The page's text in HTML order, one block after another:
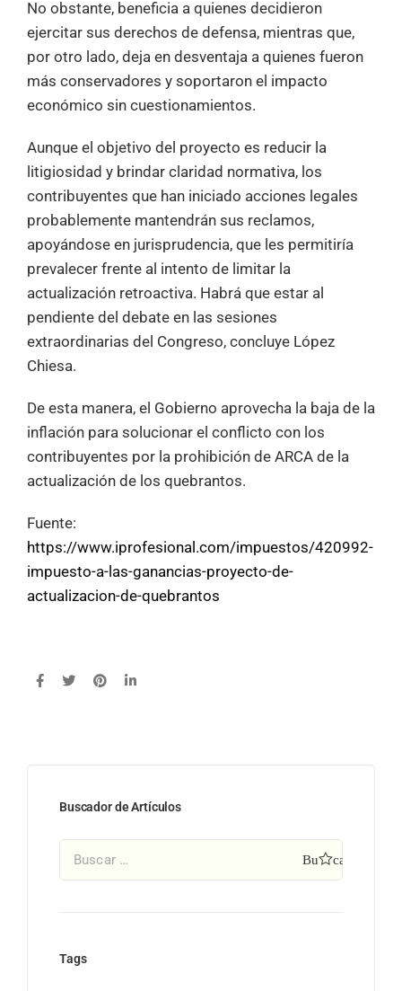
No obstante, beneficia a quienes decidieron
ejercitar sus derechos de defensa, mientras que,
por otro lado, deja en desventaja a quienes fueron
más conservadores y soportaron el impacto
económico sin cuestionamientos.
Aunque el objetivo del proyecto es reducir la
litigiosidad y brindar claridad normativa, los
contribuyentes que han iniciado acciones legales
probablemente mantendrán sus reclamos,
apoyándose en jurisprudencia, que les permitiría
prevalecer frente al intento de limitar la
actualización retroactiva. Habrá que estar al
pendiente del debate en las sesiones
extraordinarias del Congreso, concluye López
Chiesa.
De esta manera, el Gobierno aprovecha la baja de la
inflación para solucionar el conflicto con los
contribuyentes por la prohibición de ARCA de la
actualización de los quebrantos.
Fuente:
https://www.iprofesional.com/impuestos/420992-
impuesto-a-las-ganancias-proyecto-de-
actualizacion-de-quebrantos
Buscador de Artículos
Tags